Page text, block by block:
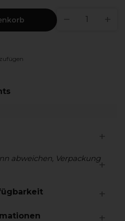
abweichen, Verpackung